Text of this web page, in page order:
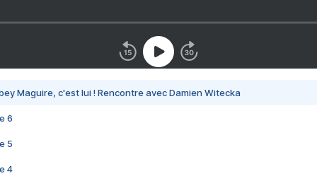
Maguire, c'est lui ! Rencontre avec Damien Witecka
6
5
4